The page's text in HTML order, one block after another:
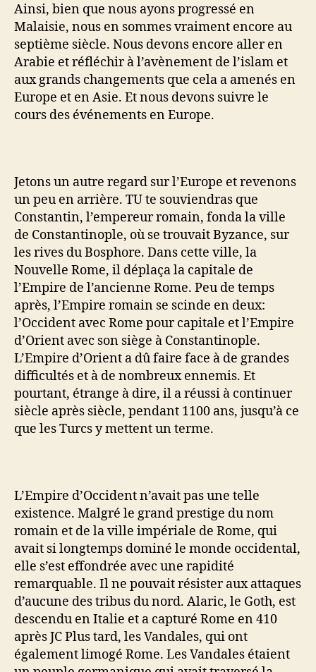
Ainsi, bien que nous ayons progressé en
Malaisie, nous en sommes vraiment encore au
septième siècle. Nous devons encore aller en
Arabie et réfléchir à l’avènement de l’islam et
aux grands changements que cela a amenés en
Europe et en Asie. Et nous devons suivre le
cours des événements en Europe.
Jetons un autre regard sur l’Europe et revenons
un peu en arrière. TU te souviendras que
Constantin, l’empereur romain, fonda la ville
de Constantinople, où se trouvait Byzance, sur
les rives du Bosphore. Dans cette ville, la
Nouvelle Rome, il déplaça la capitale de
l’Empire de l’ancienne Rome. Peu de temps
après, l’Empire romain se scinde en deux:
l’Occident avec Rome pour capitale et l’Empire
d’Orient avec son siège à Constantinople.
L’Empire d’Orient a dû faire face à de grandes
difficultés et à de nombreux ennemis. Et
pourtant, étrange à dire, il a réussi à continuer
siècle après siècle, pendant 1100 ans, jusqu’à ce
que les Turcs y mettent un terme.
L’Empire d’Occident n’avait pas une telle
existence. Malgré le grand prestige du nom
romain et de la ville impériale de Rome, qui
avait si longtemps dominé le monde occidental,
elle s’est effondrée avec une rapidité
remarquable. Il ne pouvait résister aux attaques
d’aucune des tribus du nord. Alaric, le Goth, est
descendu en Italie et a capturé Rome en 410
après JC Plus tard, les Vandales, qui ont
également limogé Rome. Les Vandales étaient